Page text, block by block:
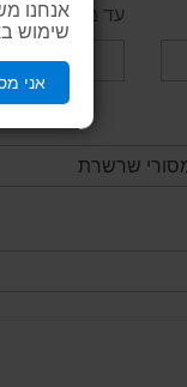
אנחנו
שימוש
אני
עד מחיר